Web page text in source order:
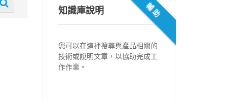
輔助
知識庫說明
您可以在這裡搜尋與產品相關的
技術或說明文章，以協助完成工
作作業。